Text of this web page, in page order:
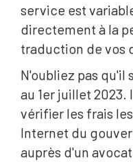
service est
directement à la
traduction de vos
N'oubliez pas qu'il
au 1er juillet
vérifier les frais
Internet du
auprès d'un